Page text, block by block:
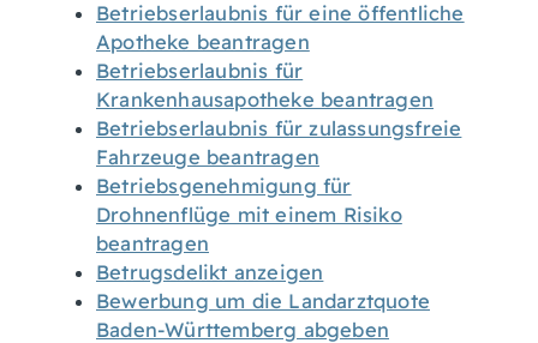
Betriebserlaubnis für eine öffentliche
Apotheke beantragen
Betriebserlaubnis für
Krankenhausapotheke beantragen
Betriebserlaubnis für zulassungsfreie
Fahrzeuge beantragen
Betriebsgenehmigung für
Drohnenflüge mit einem Risiko
beantragen
Betrugsdelikt anzeigen
Bewerbung um die Landarztquote
Baden-Württemberg abgeben